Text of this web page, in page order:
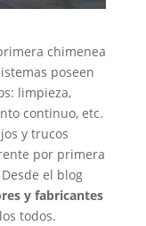
chimenea
poseen
limpieza,
continuo, etc.
y trucos
por primera
el blog
y fabricantes
todos.